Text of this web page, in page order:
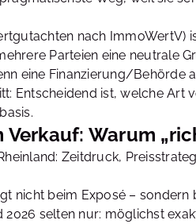
nach ImmoWertV)
Parteien eine neutrale
eine Finanzierung/Behörde
Entscheidend ist, welche
Verkauf: Warum
Zeitdruck,
nicht beim Exposé – sondern
2026 selten nur: möglichst